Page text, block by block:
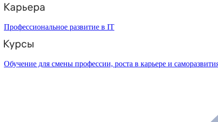
Профессиональное развитие в IT
Обучение для смены профессии, роста в карьере и